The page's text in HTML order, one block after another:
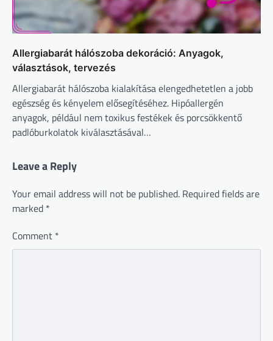
Allergiabarát hálószoba dekoráció: Anyagok,
választások, tervezés
Allergiabarát hálószoba kialakítása elengedhetetlen a jobb
egészség és kényelem elősegítéséhez. Hipóallergén
anyagok, például nem toxikus festékek és porcsökkentő
padlóburkolatok kiválasztásával…
Leave a Reply
Your email address will not be published. Required fields are
marked *
Comment *